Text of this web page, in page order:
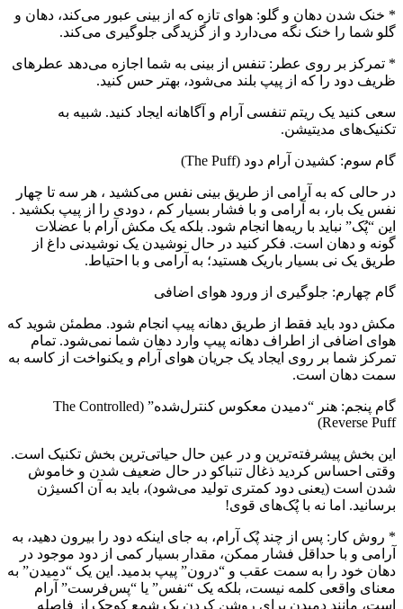
* خنک شدن دهان و گلو: هوای تازه که از بینی عبور می‌کند، دهان و
گلو شما را خنک نگه می‌دارد و از گزیدگی جلوگیری می‌کند.
* تمرکز بر روی عطر: تنفس از بینی به شما اجازه می‌دهد عطرهای
ظریف دود را که از پیپ بلند می‌شود، بهتر حس کنید.
سعی کنید یک ریتم تنفسی آرام و آگاهانه ایجاد کنید. شبیه به
تکنیک‌های مدیتیشن.
گام سوم: کشیدن آرام دود (The Puff)
در حالی که به آرامی از طریق بینی نفس می‌کشید ، هر سه تا چهار
نفس یک بار، به آرامی و با فشار بسیار کم ، دودی را از پیپ بکشید .
این “پُک” نباید با ریه‌ها انجام شود. بلکه یک مکش آرام با عضلات
گونه و دهان است. فکر کنید در حال نوشیدن یک نوشیدنی داغ از
طریق یک نی بسیار باریک هستید؛ به آرامی و با احتیاط.
گام چهارم: جلوگیری از ورود هوای اضافی
مکش دود باید فقط از طریق دهانه پیپ انجام شود. مطمئن شوید که
هوای اضافی از اطراف دهانه پیپ وارد دهان شما نمی‌شود. تمام
تمرکز شما بر روی ایجاد یک جریان هوای آرام و یکنواخت از کاسه به
سمت دهان است.
گام پنجم: هنر “دمیدن معکوس کنترل‌شده” (The Controlled
Reverse Puff)
این بخش پیشرفته‌ترین و در عین حال حیاتی‌ترین بخش تکنیک است.
وقتی احساس کردید ذغال تنباکو در حال ضعیف شدن و خاموش
شدن است (یعنی دود کمتری تولید می‌شود)، باید به آن اکسیژن
برسانید. اما نه با پُک‌های قوی!
* روش کار: پس از چند پُک آرام، به جای اینکه دود را بیرون دهید، به
آرامی و با حداقل فشار ممکن، مقدار بسیار کمی از دود موجود در
دهان خود را به سمت عقب و “درون” پیپ بدمید. این یک “دمیدن” به
معنای واقعی کلمه نیست، بلکه یک “نفس” یا “پس‌فرست” آرام
است، مانند دمیدن برای روشن کردن یک شمع کوچک از فاصله